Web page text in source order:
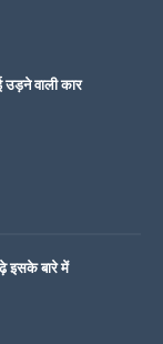
उड़ने वाली कार
इसके बारे में